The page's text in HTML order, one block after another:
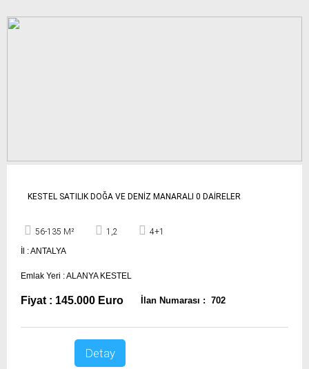
KESTEL SATILIK DOĞA VE DENİZ MANARALI 0 DAİRELER
56-135 M² 1,2
4+1
İl : ANTALYA
Emlak Yeri : ALANYA KESTEL
Fiyat : 145.000 Euro İlan Numarası : 702
Detay